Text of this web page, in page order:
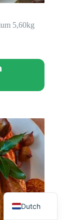
5,60kg
Dutch
English